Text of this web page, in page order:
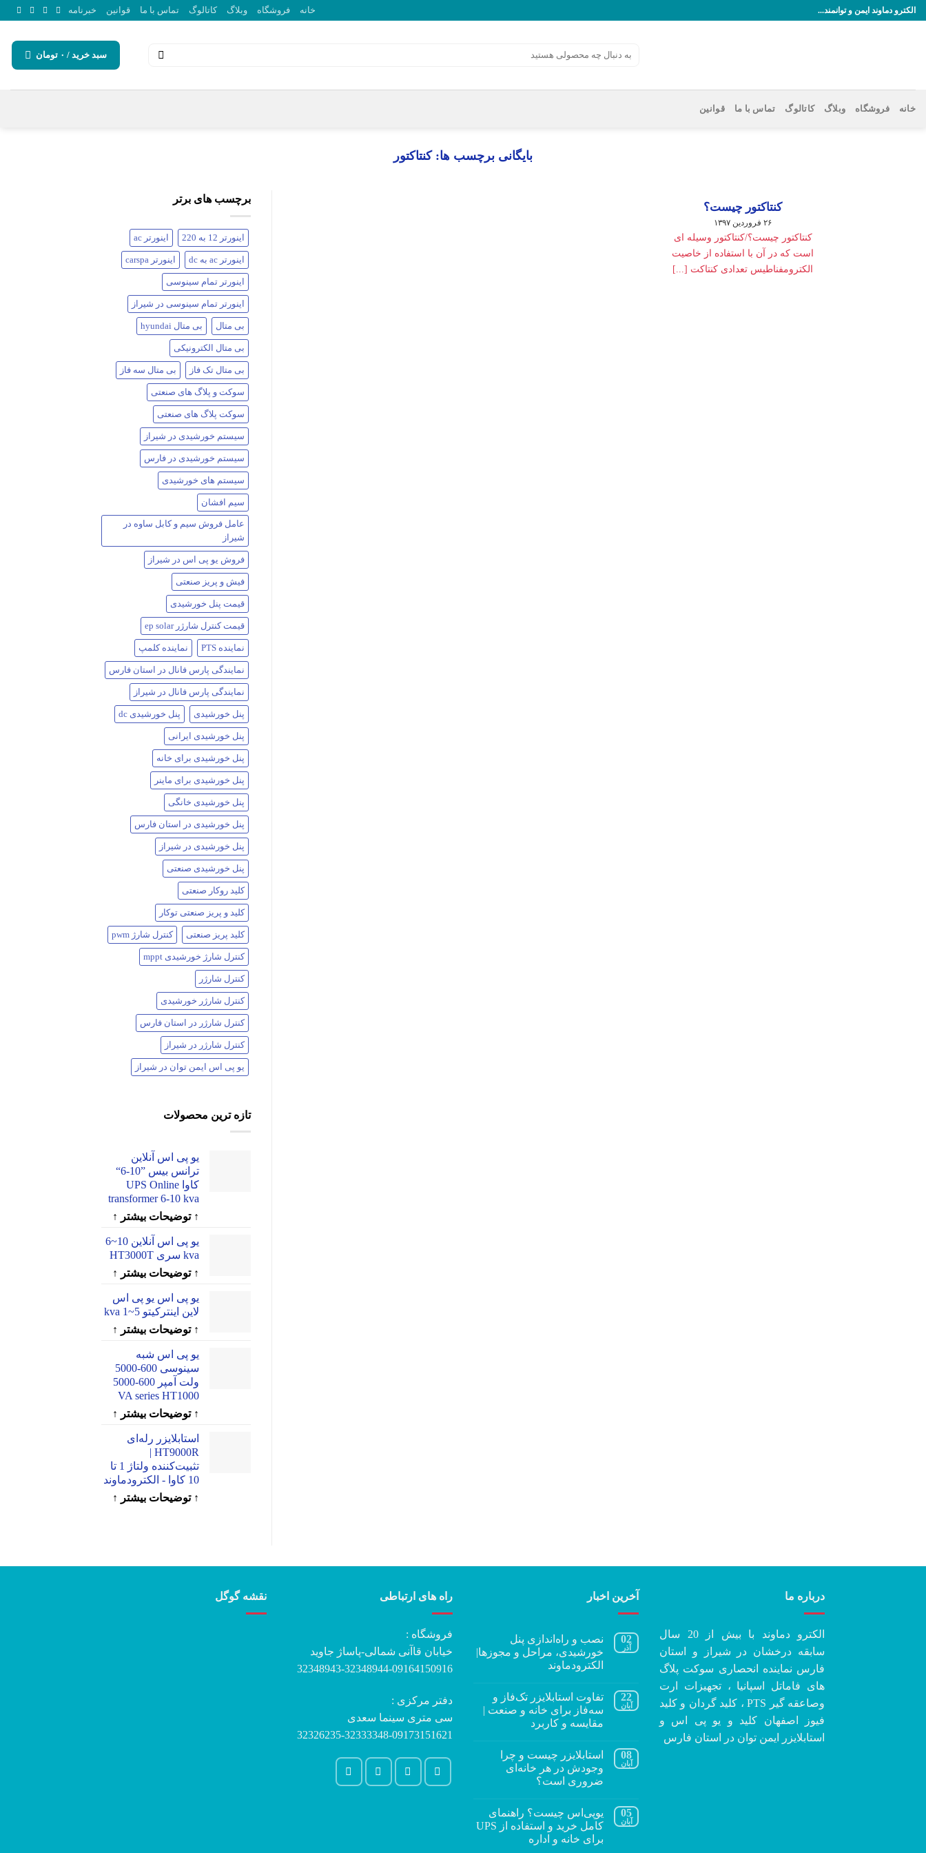
پرشالکترو دماوند ایمن و توانمند... خانه فروشگاه وبلاگ کاتالوگ تماس با ما قوانین خبرنامه
برای:
سبد خرید / ۰ تومان
خانه فروشگاه وبلاگ کاتالوگ تماس با ما قوانین
بایگانی برچسب ها:کنتاکتور
کنتاکتور چیست؟
۲۶ فروردین ۱۳۹۷
کنتاکتور چیست؟/کنتاکتور وسیله ای
است که در آن با استفاده از خاصیت
الکترومفناطیس تعدادی کنتاکت [...]
برچسب های برتر
اینورتر 12 به 220 اینورتر ac
اینورتر ac به dc اینورتر carspa
اینورتر تمام سینوسی
اینورتر تمام سینوسی در شیراز
بی متال بی متال hyundai
بی متال الکترونیکی
بی متال تک فاز بی متال سه فاز
سوکت و پلاگ های صنعتی
سوکت پلاگ های صنعتی
سیستم خورشیدی در شیراز
سیستم خورشیدی در فارس
سیستم های خورشیدی
سیم افشان
عامل فروش سیم و کابل ساوه در
شیراز
فروش یو پی اس در شیراز
فیش و پریز صنعتی
قیمت پنل خورشیدی
قیمت کنترل شارژر ep solar
نماینده PTS نماینده کلمپ
نمایندگی پارس فانال در استان فارس
نمایندگی پارس فانال در شیراز
پنل خورشیدی پنل خورشیدی dc
پنل خورشیدی ایرانی
پنل خورشیدی برای خانه
پنل خورشیدی برای ماینر
پنل خورشیدی خانگی
پنل خورشیدی در استان فارس
پنل خورشیدی در شیراز
پنل خورشیدی صنعتی
کلید روکار صنعتی
کلید و پریز صنعتی توکار
کلید پریز صنعتی کنترل شارژ pwm
کنترل شارژ خورشیدی mppt
کنترل شارژر
کنترل شارژر خورشیدی
کنترل شارژر در استان فارس
کنترل شارژر در شیراز
یو پی اس ایمن توان در شیراز
تازه ترین محصولات
یو پی اس آنلاین
ترانس بیس ”10-6“
کاوا UPS Online
transformer 6-10 kva
↑ توضیحات بیشتر ↑
یو پی اس آنلاین 10~6
kva سری HT3000T
↑ توضیحات بیشتر ↑
یو پی اس یو پی اس
لاین اینترکیتو 5~1 kva
↑ توضیحات بیشتر ↑
یو پی اس شبه
سینوسی 600-5000
ولت آمپر 600-5000
VA series HT1000
↑ توضیحات بیشتر ↑
استابلایزر رله‌ای
HT9000R |
تثبیت‌کننده ولتاژ 1 تا
10 کاوا - الکترودماوند
↑ توضیحات بیشتر ↑
درباره ما
الکترو دماوند با بیش از 20 سال
سابقه درخشان در شیراز و استان
فارس نماینده انحصاری سوکت پلاگ
های فاماتل اسپانیا ، تجهیزات ارت
وصاعقه گیر PTS ، کلید گردان و کلید
فیوز اصفهان کلید و یو پی اس و
استابلایزر ایمن توان در استان فارس
آخرین اخبار
02
آذر
نصب و راه‌اندازی پنل
خورشیدی، مراحل و مجوزها|
الکترودماوند
22
آبان
تفاوت استابلایزر تک‌فاز و
سه‌فاز برای خانه و صنعت |
مقایسه و کاربرد
08
آبان
استابلایزر چیست و چرا
وجودش در هر خانه‌ای
ضروری است؟
05
آبان
یوپی‌اس چیست؟ راهنمای
کامل خرید و استفاده از UPS
برای خانه و اداره
راه های ارتباطی
فروشگاه :
خیابان قاآنی شمالی-پاساژ جاوید
32348943-32348944-09164150916
دفتر مرکزی :
سی متری سینما سعدی
32326235-32333348-09173151621
نقشه گوگل